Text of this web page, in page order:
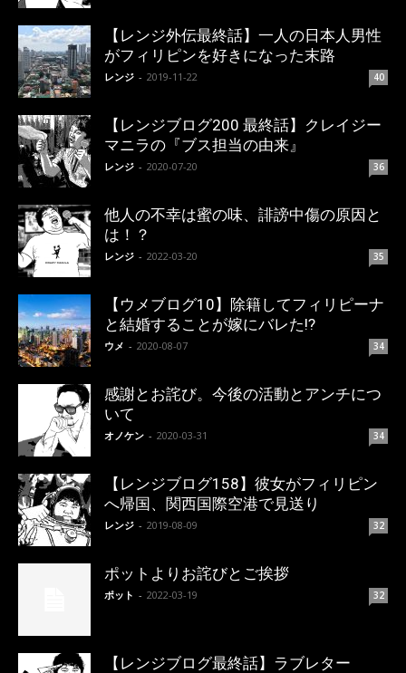
【レンジ外伝最終話】一人の日本人男性
がフィリピンを好きになった末路
レンジ - 2019-11-22 40
【レンジブログ200 最終話】クレイジー
マニラの『ブス担当の由来』
レンジ - 2020-07-20 36
他人の不幸は蜜の味、誹謗中傷の原因と
は！？
レンジ - 2022-03-20 35
【ウメブログ10】除籍してフィリピーナ
と結婚することが嫁にバレた!?
ウメ - 2020-08-07 34
感謝とお詫び。今後の活動とアンチにつ
いて
オノケン - 2020-03-31 34
【レンジブログ158】彼女がフィリピン
へ帰国、関西国際空港で見送り
レンジ - 2019-08-09 32
ポットよりお詫びとご挨拶
ポット - 2022-03-19 32
【レンジブログ最終話】ラブレター